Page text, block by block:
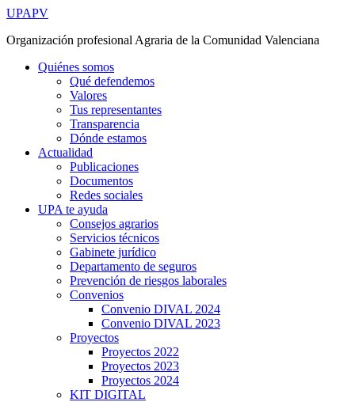
Ir
contenido
UPAPV
Organización profesional Agraria de la Comunidad Valenciana
Quiénes somos
Qué defendemos
Valores
Tus representantes
Transparencia
Dónde estamos
Actualidad
Publicaciones
Documentos
Redes sociales
UPA te ayuda
Consejos agrarios
Servicios técnicos
Gabinete jurídico
Departamento de seguros
Prevención de riesgos laborales
Convenios
Convenio DIVAL 2024
Convenio DIVAL 2023
Proyectos
Proyectos 2022
Proyectos 2023
Proyectos 2024
KIT DIGITAL